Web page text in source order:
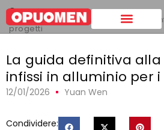
Casa >
La guida definitiva alla scelta degli
progetti
La guida definitiva
infissi in alluminio per
12/01/2026 Yuan Wen
Condividere: